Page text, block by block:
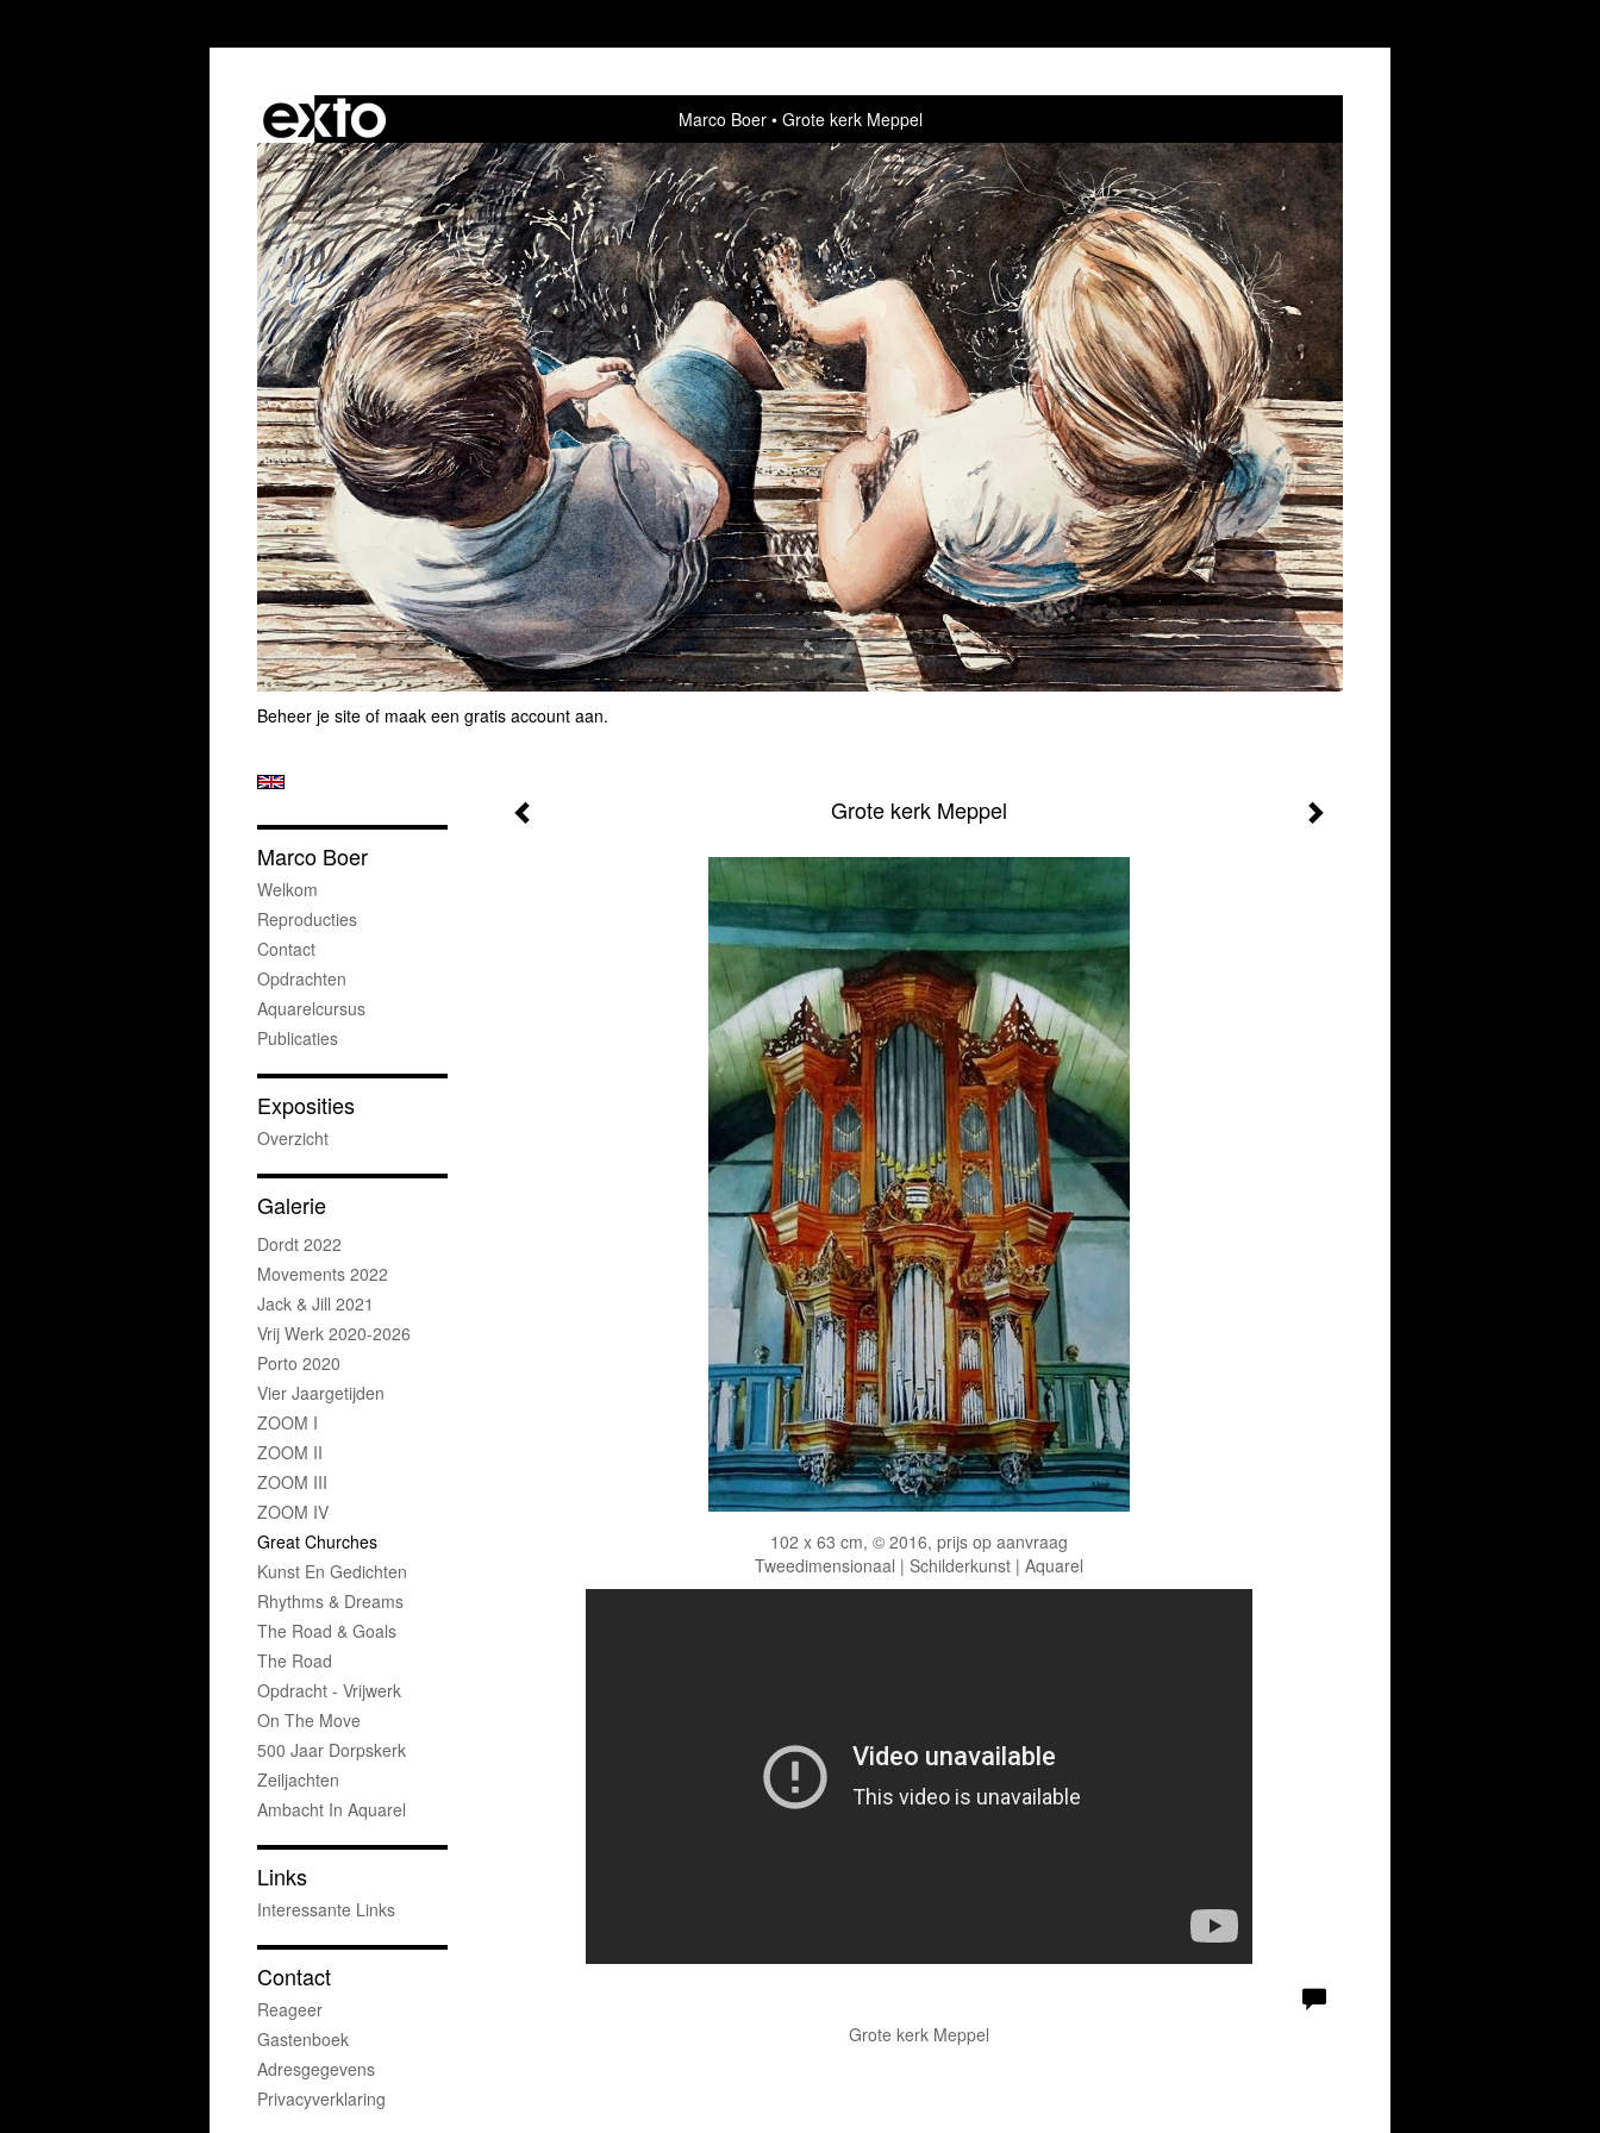
Marco Boer Grote kerk Meppel
Beheer je site of maak een gratis account aan.
Grote kerk Meppel
102 x 63 cm, © 2016, prijs op aanvraag
Tweedimensionaal | Schilderkunst | Aquarel
Grote kerk Meppel
Marco Boer
Welkom
Reproducties
Contact
Opdrachten
Aquarelcursus
Publicaties
Exposities
Overzicht
Galerie
Dordt 2022
Movements 2022
Jack & Jill 2021
Vrij Werk 2020-2026
Porto 2020
Vier Jaargetijden
ZOOM I
ZOOM II
ZOOM III
ZOOM IV
Great Churches
Kunst En Gedichten
Rhythms & Dreams
The Road & Goals
The Road
Opdracht - Vrijwerk
On The Move
500 Jaar Dorpskerk
Zeiljachten
Ambacht In Aquarel
Links
Interessante Links
Contact
Reageer
Gastenboek
Adresgegevens
Privacyverklaring